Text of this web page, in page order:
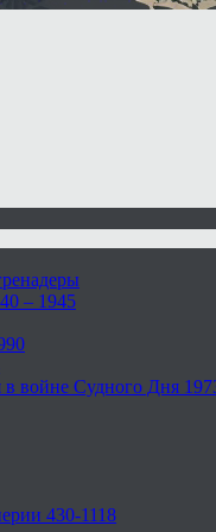
– 1945
войне Судного Дня
430-1118